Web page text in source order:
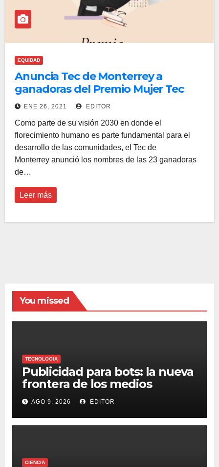
EQUIDAD
Anuncia Tec de Monterrey a
ganadoras del Premio Mujer Tec
2021ENE 26, 2021 EDITOR
Como parte de su visión 2030 en donde el
florecimiento humano es parte fundamental para el
desarrollo de las comunidades, el Tec de
Monterrey anunció los nombres de las 23 ganadoras
de…
Leer más
You missed
TECNOLOGIA
Publicidad para bots: la nueva
frontera de los medios
AGO 9, 2026 EDITOR
CIENCIA